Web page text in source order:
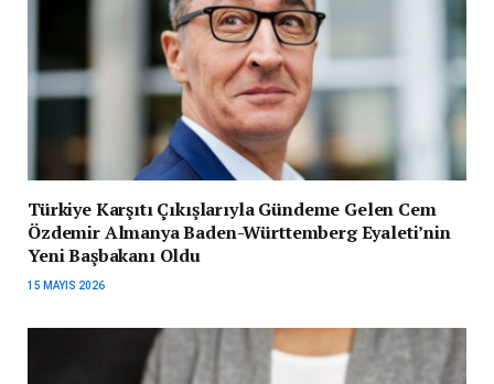
Türkiye Karşıtı Çıkışlarıyla Gündeme Gelen Cem
Özdemir Almanya Baden-Württemberg Eyaleti’nin
Yeni Başbakanı Oldu
15 MAYIS 2026